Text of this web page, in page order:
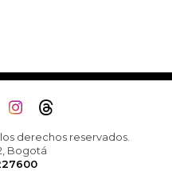
derechos reservados.
Bogotá